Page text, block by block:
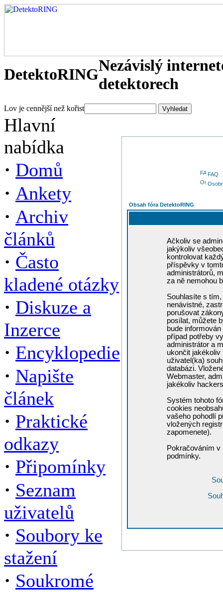
DetektoRINGNezávislý
detektorech
Lov je cennější než kořist
Hlavní
nabídka
· Domů
· Ankety
· Archiv
článků
· Často
kladené otázky
· Diskuze a
Inzerce
· Encyklopedie
· Napište
článek
· Praktické
odkazy
· Připomínky
· Seznam
uživatelů
· Soubory ke
stažení
· Soukromé
FAQ
Obsah fóra DetektoRING
Ačkoliv se
jakýkoliv
kontrolovat
příspěvky v
administrátorů,
za ně nemohou
Souhlasíte s
nenávistné,
porušovat
posílat, můžete
bude
případ potřeby
administrátor a
ukončit
uživatel(ka)
databázi.
Webmaster,
jakékoliv
Systém tohoto
cookies
vašeho pohodlí
vložených
zapomenete).
Pokračováním v
podmínky.